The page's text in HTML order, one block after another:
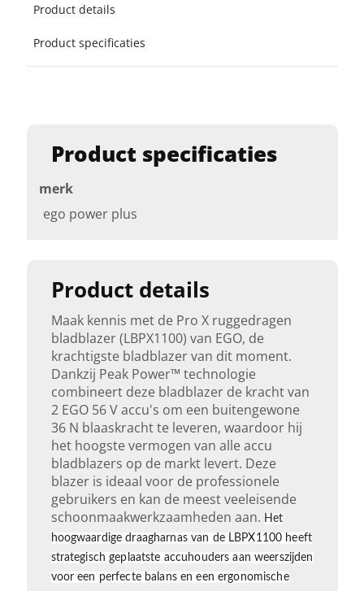
Product details
Maak kennis met de Pro X ruggedragen
bladblazer (LBPX1100) van EGO, de
krachtigste bladblazer van dit moment.
Dankzij Peak Power™ technologie
combineert deze bladblazer de kracht van
2 EGO 56 V accu's om een buitengewone
36 N blaaskracht te leveren, waardoor hij
het hoogste vermogen van alle accu
bladblazers op de markt levert. Deze
blazer is ideaal voor de professionele
gebruikers en kan de meest veeleisende
schoonmaakwerkzaamheden aan. Het
hoogwaardige draagharnas van de LBPX1100 heeft
strategisch geplaatste accuhouders aan weerszijden
voor een perfecte balans en een ergonomische
Product specificaties
merk
ego power plus
Product details
Product specificaties